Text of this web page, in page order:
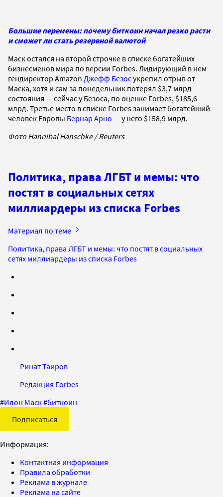
Большие перемены: почему биткоин начал резко расти
и сможет ли стать резервной валютой
Маск остался на второй строчке в списке богатейших
бизнесменов мира по версии Forbes. Лидирующий в нем
гендиректор Amazon Джефф Безосукрепил отрыв от
Маска, хотя и сам за понедельник потерял $3,7 млрд
состояния — сейчас у Безоса, по оценке Forbes, $185,6
млрд. Третье место в списке Forbes занимает богатейший
человек Европы Бернар Арно — у него $158,9 млрд.
Фото Hannibal Hanschke / Reuters
Политика, права ЛГБТ и мемы: что
постят в социальных сетях
миллиардеры из списка Forbes
Материал по теме
Политика, права ЛГБТ и мемы: что постят в социальных
сетях миллиардеры из списка Forbes
Ринат Таиров
Редакция Forbes
#Илон Маск#биткоин
Подписаться
Информация:
Контактная информация
Правила обработки
Реклама в журнале
Реклама на сайте